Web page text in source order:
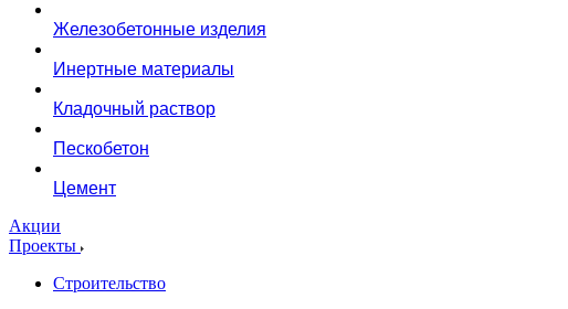
Железобетонные изделия
Инертные материалы
Кладочный раствор
Пескобетон
Цемент
Акции
Проекты
Строительство